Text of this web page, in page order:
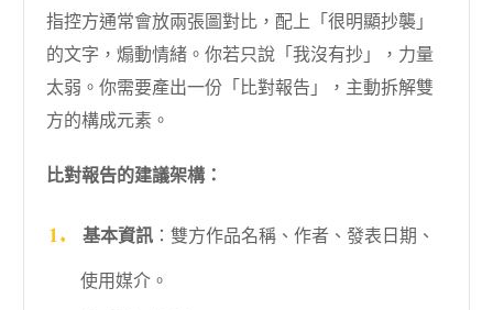
指控方通常會放兩張圖對比，配上「很明顯抄襲」
的文字，煽動情緒。你若只說「我沒有抄」，力量
太弱。你需要產出一份「比對報告」，主動拆解雙
方的構成元素。
比對報告的建議架構：
基本資訊：雙方作品名稱、作者、發表日期、
使用媒介。